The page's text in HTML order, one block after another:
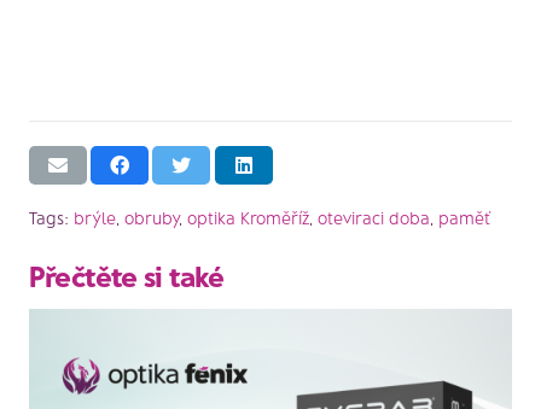
Tags: brýle obruby, optika Kroměříž oteviraci doba paměť
Přečtěte si také